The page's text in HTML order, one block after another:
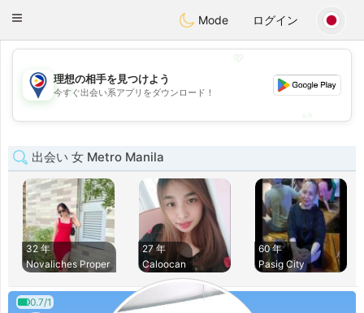
PhilippinesChat
Toggle
Mode ログイン
💖
💕
理想の相手を見つけよう
今すぐ出会い系アプリをダウンロード！
出会い 女 Metro Manila
32 年
Novaliches Proper
27 年
Caloocan
60 年
Pasig City
0.7/1